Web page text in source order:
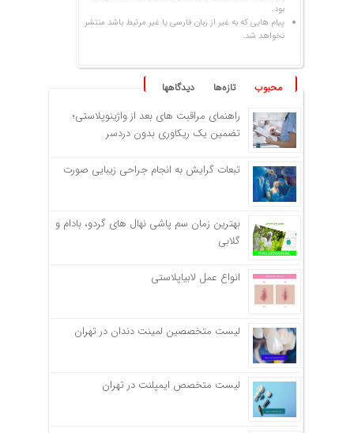
بود.
پیام هایی که به غیر از زبان فارسی یا غیر مرتبط باشد منتشر
نخواهد شد.
محبوب تازه‌ها دیدگاهها
راهنمای مراقبت های بعد از واژینوپلاستی؛
تضمین یک ریکاوری بدون دردسر
تبعات گرایش به انجام جراحی زیبایی صورت
بهترین زمان سم پاشی نهال های گردو، بادام و
گلابی
انواع عمل لابیاپلاستی
لیست متخصصین لمینت دندان در تهران
لیست متخصص ایمپلنت در تهران